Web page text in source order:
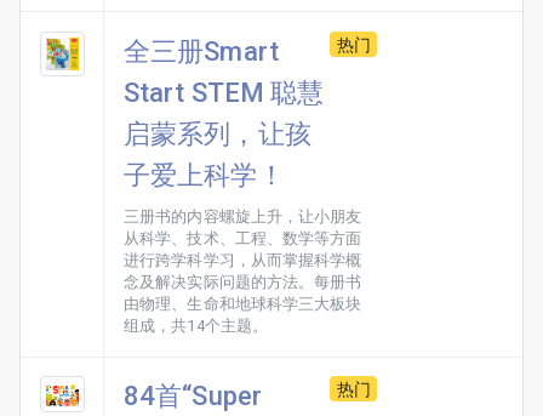
全三册Smart
Start STEM 聪慧
启蒙系列，让孩
子爱上科学！
热门
三册书的内容螺旋上升，让小朋友
从科学、技术、工程、数学等方面
进行跨学科学习，从而掌握科学概
念及解决实际问题的方法。每册书
由物理、生命和地球科学三大板块
组成，共14个主题。
84首“Super
热门